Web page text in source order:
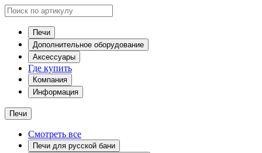
Печи
Дополнительное оборудование
Аксессуары
Где купить
Компания
Информация
Печи
Смотреть все
Печи для русской бани